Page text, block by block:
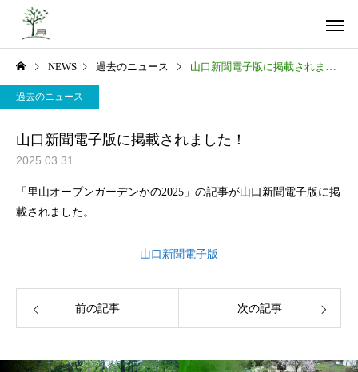
山里の挑戦 私たちの
NEWS 過去のニュース 山口新聞電子版に掲載されました！
過去のニュース
山口新聞電子版に掲載されました！
2025.03.31
「里山オープンガーデンかの2025」の記事が山口新聞電子版に掲
載されました。
山口新聞電子版
前の記事 次の記事